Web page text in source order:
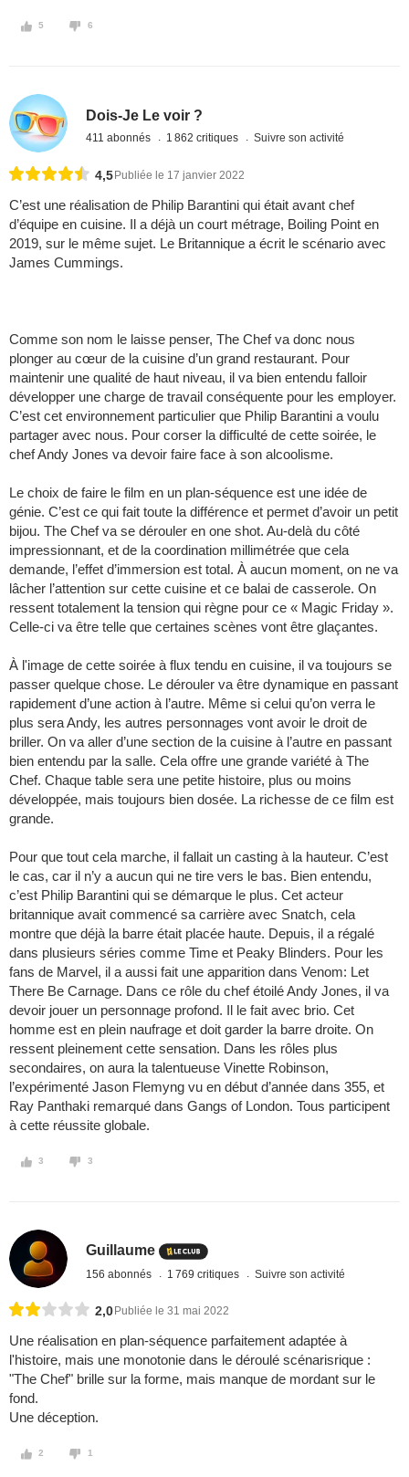
5 6
Dois-Je Le voir ?
411 abonnés 1 862 critiques Suivre son activité
4,5 Publiée le 17 janvier 2022
C’est une réalisation de Philip Barantini qui était avant chef
d’équipe en cuisine. Il a déjà un court métrage, Boiling Point en
2019, sur le même sujet. Le Britannique a écrit le scénario avec
James Cummings.
Comme son nom le laisse penser, The Chef va donc nous
plonger au cœur de la cuisine d’un grand restaurant. Pour
maintenir une qualité de haut niveau, il va bien entendu falloir
développer une charge de travail conséquente pour les employer.
C’est cet environnement particulier que Philip Barantini a voulu
partager avec nous. Pour corser la difficulté de cette soirée, le
chef Andy Jones va devoir faire face à son alcoolisme.
Le choix de faire le film en un plan-séquence est une idée de
génie. C’est ce qui fait toute la différence et permet d’avoir un petit
bijou. The Chef va se dérouler en one shot. Au-delà du côté
impressionnant, et de la coordination millimétrée que cela
demande, l’effet d’immersion est total. À aucun moment, on ne va
lâcher l’attention sur cette cuisine et ce balai de casserole. On
ressent totalement la tension qui règne pour ce « Magic Friday ».
Celle-ci va être telle que certaines scènes vont être glaçantes.
À l'image de cette soirée à flux tendu en cuisine, il va toujours se
passer quelque chose. Le dérouler va être dynamique en passant
rapidement d’une action à l’autre. Même si celui qu’on verra le
plus sera Andy, les autres personnages vont avoir le droit de
briller. On va aller d’une section de la cuisine à l’autre en passant
bien entendu par la salle. Cela offre une grande variété à The
Chef. Chaque table sera une petite histoire, plus ou moins
développée, mais toujours bien dosée. La richesse de ce film est
grande.
Pour que tout cela marche, il fallait un casting à la hauteur. C’est
le cas, car il n’y a aucun qui ne tire vers le bas. Bien entendu,
c’est Philip Barantini qui se démarque le plus. Cet acteur
britannique avait commencé sa carrière avec Snatch, cela
montre que déjà la barre était placée haute. Depuis, il a régalé
dans plusieurs séries comme Time et Peaky Blinders. Pour les
fans de Marvel, il a aussi fait une apparition dans Venom: Let
There Be Carnage. Dans ce rôle du chef étoilé Andy Jones, il va
devoir jouer un personnage profond. Il le fait avec brio. Cet
homme est en plein naufrage et doit garder la barre droite. On
ressent pleinement cette sensation. Dans les rôles plus
secondaires, on aura la talentueuse Vinette Robinson,
l’expérimenté Jason Flemyng vu en début d’année dans 355, et
Ray Panthaki remarqué dans Gangs of London. Tous participent
à cette réussite globale.
3 3
Guillaume
156 abonnés 1 769 critiques Suivre son activité
2,0 Publiée le 31 mai 2022
Une réalisation en plan-séquence parfaitement adaptée à
l'histoire, mais une monotonie dans le déroulé scénarisrique :
"The Chef" brille sur la forme, mais manque de mordant sur le
fond.
Une déception.
2 1